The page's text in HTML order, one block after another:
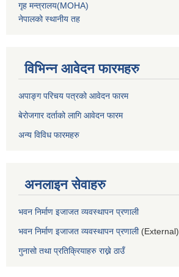
गृह मन्‍त्रालय(MOHA)
नेपालको स्थानीय तह
विभिन्न आवेदन फारमहरु
अपाङ्ग परिचय पत्रको आवेदन फारम
बेरोजगार दर्ताको लागि आवेदन फारम
अन्य विविध फारमहरु
अनलाइन सेवाहरु
भवन निर्माण इजाजत व्यवस्थापन प्रणाली
भवन निर्माण इजाजत व्यवस्थापन प्रणाली(External)
गुनासो तथा प्रतिक्रियाहरु राख्ने ठाउँ